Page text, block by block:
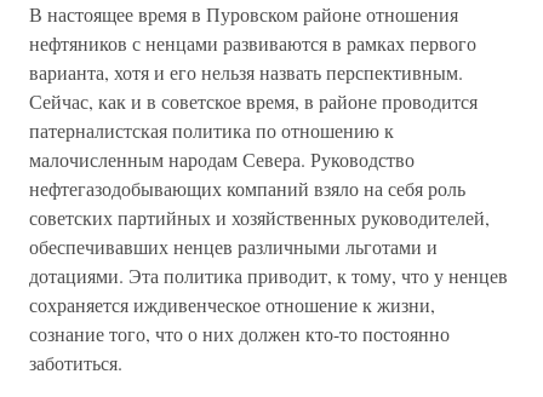
В настоящее время в Пуровском районе отношения
нефтяников с ненцами развиваются в рамках первого
варианта, хотя и его нельзя назвать перспективным.
Сейчас, как и в советское время, в районе проводится
патерналистская политика по отношению к
малочисленным народам Севера. Руководство
нефтегазодобывающих компаний взяло на себя роль
советских партийных и хозяйственных руководителей,
обеспечивавших ненцев различными льготами и
дотациями. Эта политика приводит, к тому, что у ненцев
сохраняется иждивенческое отношение к жизни,
сознание того, что о них должен кто-то постоянно
заботиться.